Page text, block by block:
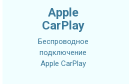
Apple
CarPlay
Беспроводное
подключение
Apple CarPlay